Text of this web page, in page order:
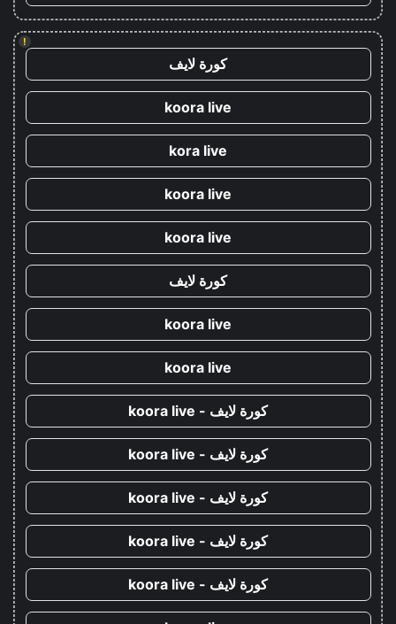
!
كورة لايف
koora live
kora live
koora live
koora live
كورة لايف
koora live
koora live
كورة لايف - koora live
كورة لايف - koora live
كورة لايف - koora live
كورة لايف - koora live
كورة لايف - koora live